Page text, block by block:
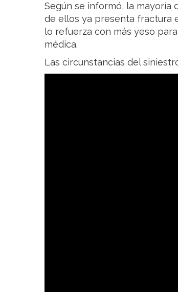
Según se informó, la mayoría
de ellos ya presenta fractura
lo refuerza con más yeso
médica.
Las circunstancias del